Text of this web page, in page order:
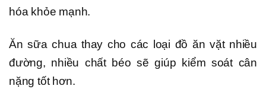
hóa khỏe mạnh.
Ăn sữa chua thay cho các loại đồ ăn vặt nhiều
đường, nhiều chất béo sẽ giúp kiểm soát cân
nặng tốt hơn.